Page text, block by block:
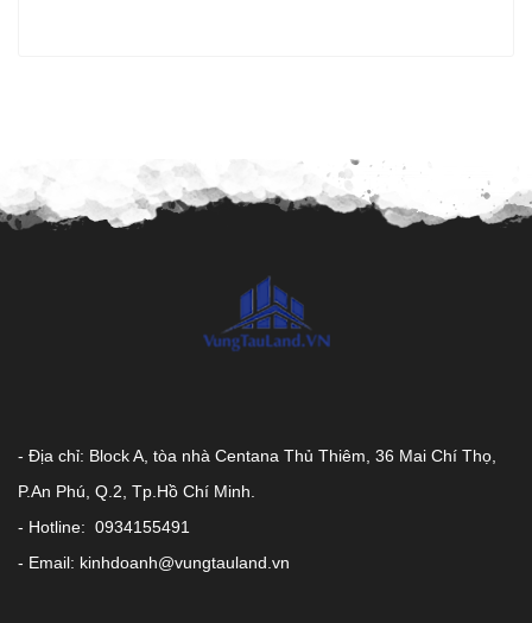
- Địa chỉ: Block A, tòa nhà Centana Thủ Thiêm, 36 Mai Chí Thọ,
P.An Phú, Q.2, Tp.Hồ Chí Minh.
- Hotline: 0934155491
- Email: kinhdoanh@vungtauland.vn